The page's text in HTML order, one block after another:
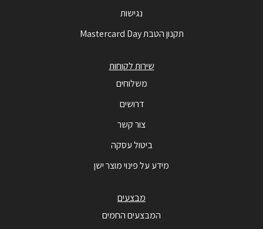
נגישות
תקנון הטבת Mastercard Day
שירות לקוחות
משלוחים
דרושים
צור קשר
ביטול עסקה
מידע על פינוי מוצר ישן
מבצעים
המבצעים החמים